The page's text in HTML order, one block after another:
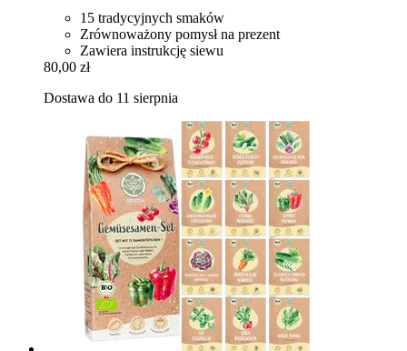
15 tradycyjnych smaków
Zrównoważony pomysł na prezent
Zawiera instrukcję siewu
80,00 zł
Dostawa do 11 sierpnia